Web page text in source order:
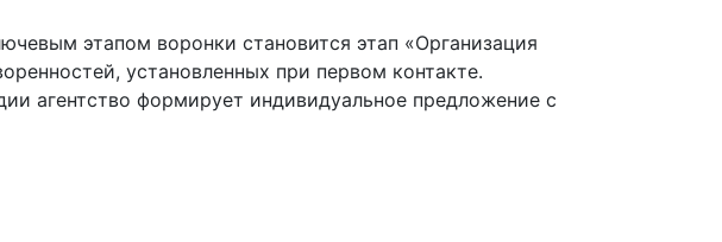
этапом воронки становится этап «Организация
установленных при первом контакте.
агентство формирует индивидуальное предложение с